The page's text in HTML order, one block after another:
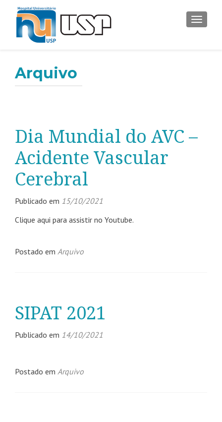
Arquivo
Dia Mundial do AVC –
Acidente Vascular
Cerebral
Publicado em 15/10/2021
Clique aqui para assistir no Youtube.
Postado em Arquivo
SIPAT 2021
Publicado em 14/10/2021
Postado em Arquivo